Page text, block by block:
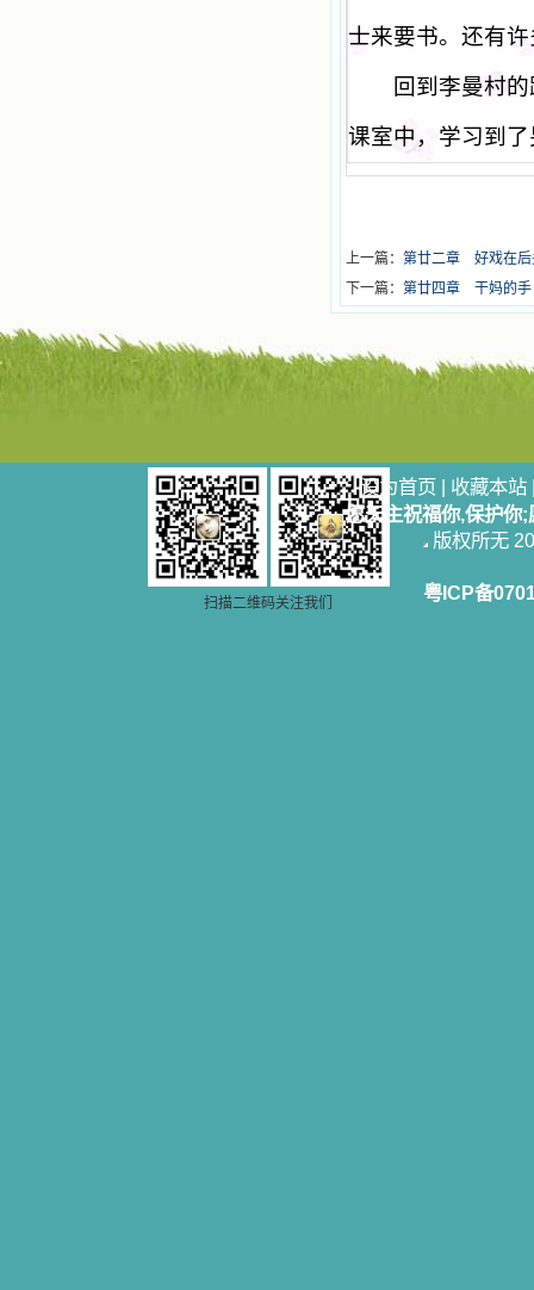
士来要书。还有
回到李曼村的
课室中，学习到
上一篇： 第廿二章 好戏在后
下一篇： 第廿四章 干妈的手
扫描二维码关注我们
设为首页 | 收藏本站
愿天主祝福你,保护你
版权所无
粤ICP备